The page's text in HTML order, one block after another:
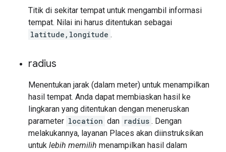
Titik di sekitar tempat untuk mengambil informasi
tempat. Nilai ini harus ditentukan sebagai
latitude,longitude .
radius
Menentukan jarak (dalam meter) untuk menampilkan
hasil tempat. Anda dapat membiaskan hasil ke
lingkaran yang ditentukan dengan meneruskan
parameter location dan radius . Dengan
melakukannya, layanan Places akan diinstruksikan
untuk lebih memilih menampilkan hasil dalam